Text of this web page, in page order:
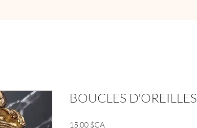
BOUCLES D'OREILLES
15,00 $CAPrix